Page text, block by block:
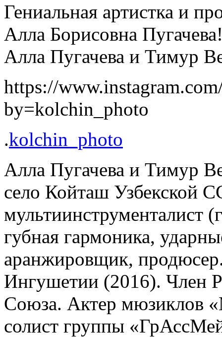
Гениальная артистка и
Алла Борисовна
Алла Пугачева и Тимур
https://
by=kolchin_photo
.kolchin_photo
Алла Пугачева и Тимур
село Койташ Узбекской
мультиинструменталист
губная гармоника,
аранжировщик,
Ингушетии (2016). Член
Союза. Актер мюзиклов
солист группы